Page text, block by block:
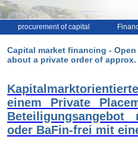
procurement of capital
Capital market financing -
about a private order of
einem Private
oder BaFin-frei mit